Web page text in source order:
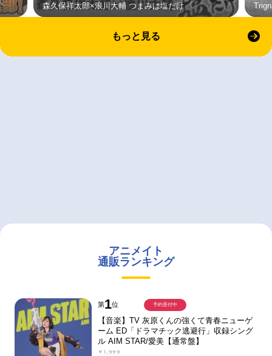
森久保祥太郎×浪川大輔 つまみは塩だけ
もっと見る
アニメイト
通販ランキング
第1位
【音楽】TV 灰原くんの強くて青春ニューゲ
ーム ED「ドラマチック逃避行」収録シング
ル AIM STAR/愛美【通常盤】
￥1,999
予約受付中